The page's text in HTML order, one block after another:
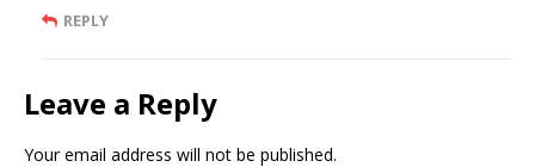
REPLY
Leave a Reply
Your email address will not be published.